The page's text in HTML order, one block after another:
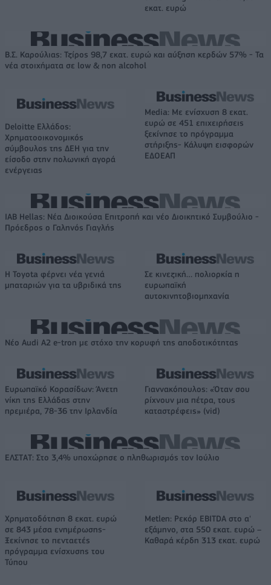
εκατ. ευρώ
Β.Σ. Καρούλιας: Τζίρος 98,7 εκατ. ευρώ και αύξηση κερδών 57% - Τα
νέα στοιχήματα σε low & non alcohol
Deloitte Ελλάδος:
Χρηματοοικονομικός
σύμβουλος της ΔΕΗ για την
είσοδο στην πολωνική αγορά
ενέργειας
Media: Με ενίσχυση 8 εκατ.
ευρώ σε 451 επιχειρήσεις
ξεκίνησε το πρόγραμμα
στήριξης- Κάλυψη εισφορών
ΕΔΟΕΑΠ
IAB Hellas: Νέα Διοικούσα Επιτροπή και νέο Διοικητικό Συμβούλιο -
Πρόεδρος ο Γαληνός Γιαγλής
Η Toyota φέρνει νέα γενιά
μπαταριών για τα υβριδικά της
Σε κινεζική… πολιορκία η
ευρωπαϊκή
αυτοκινητοβιομηχανία
Νέο Audi A2 e-tron με στόχο την κορυφή της αποδοτικότητας
Ευρωπαϊκό Κορασίδων: Άνετη
νίκη της Ελλάδας στην
πρεμιέρα, 78-36 την Ιρλανδία
Γιαννακόπουλος: «Όταν σου
ρίχνουν μια πέτρα, τους
καταστρέφεις» (vid)
ΕΛΣΤΑΤ: Στο 3,4% υποχώρησε ο πληθωρισμός τον Ιούλιο
Χρηματοδότηση 8 εκατ. ευρώ
σε 843 μέσα ενημέρωσης-
Ξεκίνησε το πενταετές
πρόγραμμα ενίσχυσης του
Τύπου
Metlen: Ρεκόρ EBITDA στο α'
εξάμηνο, στα 550 εκατ. ευρώ –
Καθαρά κέρδη 313 εκατ. ευρώ